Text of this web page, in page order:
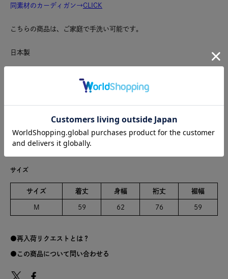
同素材のカーディガン→CLICK
こちらの商品は、ご家庭で手洗い可能です。
日本製
また、こちらの商品はポイントご利用対象外となります。
綿100%
サイズ
サイズ 着丈 身幅 裄丈 裾幅
M 59 62 76 59
再入荷リクエストとは？
この商品について問い合わせる